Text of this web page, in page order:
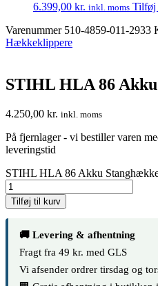
6.399,00 kr. inkl. moms Tilføj
Varenummer 510-4859-011-2933
Hækkeklippere
STIHL HLA 86
4.250,00 kr. inkl. moms
På fjernlager - vi bestiller varen
leveringstid
STIHL HLA 86 Akku
Tilføj til kurv
🚚 Levering & afhentning
Fragt fra 49 kr. med GLS
Vi afsender ordrer tirsdag og